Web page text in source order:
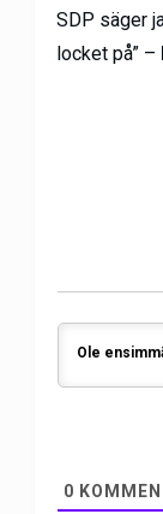
SDP säger
locket på” –
0